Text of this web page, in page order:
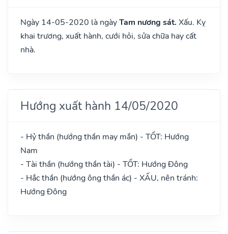
Ngày 14-05-2020 là ngàyTam nương sát. Xấu. Kỵ
khai trương, xuất hành, cưới hỏi, sửa chữa hay cất
nhà.
Hướng xuất hành 14/05/2020
- Hỷ thần (hướng thần may mắn) - TỐT: Hướng
Nam
- Tài thần (hướng thần tài) - TỐT: Hướng Đông
- Hắc thần (hướng ông thần ác) - XẤU, nên tránh:
Hướng Đông